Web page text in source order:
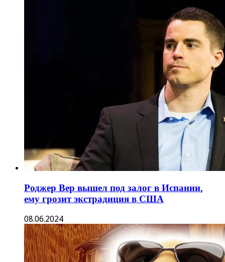
Роджер Вер вышел под залог в Испании,
ему грозит экстрадиция в США
08.06.2024